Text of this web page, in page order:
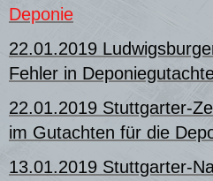
Deponie
22.01.2019
Fehler in
22.01.2019 Stuttgarter-
im Gutachten für die
13.01.2019 Stuttgarter-